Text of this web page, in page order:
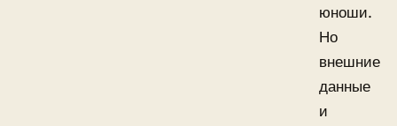
юноши.
Но
внешние
данные
и